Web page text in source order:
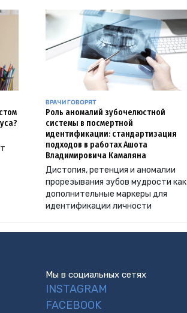
ВРАЧИ ГОВОРЯТ
Роль аномалий зубочелюстной
системы в посмертной
идентификации: стандартизация
подходов в работах Ашота
Владимировича Камаляна
Дистопия, ретенция и аномалии
прорезывания зубов мудрости как
дополнительные маркеры для
идентификации личности
Мы в социальных сетях
INSTAGRAM
FACEBOOK